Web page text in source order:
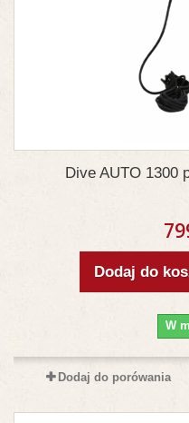
Dive AUTO 1300
Dodaj do
W
Dodaj do porówania